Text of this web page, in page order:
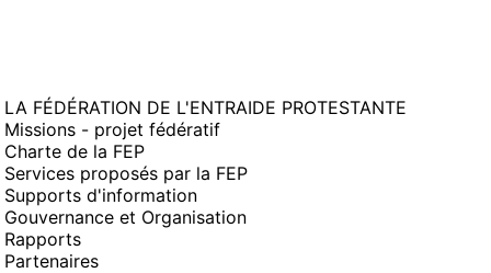
LA FÉDÉRATION DE L'ENTRAIDE PROTESTANTE
Missions - projet fédératif
Charte de la FEP
Services proposés par la FEP
Supports d'information
Gouvernance et Organisation
Rapports
Partenaires